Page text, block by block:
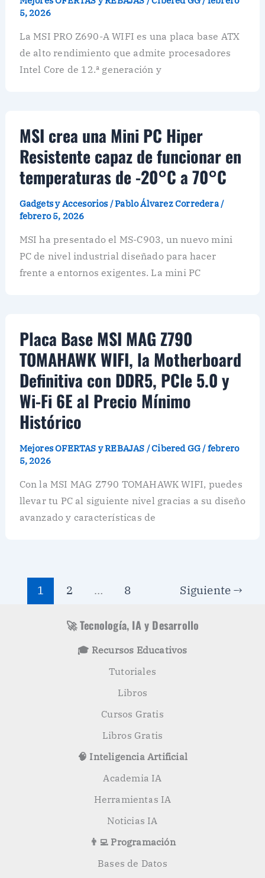
5, 2026
La MSI PRO Z690-A WIFI es una placa base ATX
de alto rendimiento que admite procesadores
Intel Core de 12.ª generación y
MSI crea una Mini PC Hiper
Resistente capaz de funcionar en
temperaturas de -20°C a 70°C
Gadgets y Accesorios /Pablo Álvarez Corredera/
febrero 5, 2026
MSI ha presentado el MS-C903, un nuevo mini
PC de nivel industrial diseñado para hacer
frente a entornos exigentes. La mini PC
Placa Base MSI MAG Z790
TOMAHAWK WIFI, la Motherboard
Definitiva con DDR5, PCIe 5.0 y
Wi-Fi 6E al Precio Mínimo
Histórico
Mejores OFERTAS y REBAJAS /Cibered GG/febrero
5, 2026
Con la MSI MAG Z790 TOMAHAWK WIFI, puedes
llevar tu PC al siguiente nivel gracias a su diseño
avanzado y características de
1 2 … 8 Siguiente →
🚀 Tecnología, IA y Desarrollo
🎓 Recursos Educativos
Tutoriales
Libros
Cursos Gratis
Libros Gratis
🧠 Inteligencia Artificial
Academia IA
Herramientas IA
Noticias IA
👨‍💻 Programación
Bases de Datos